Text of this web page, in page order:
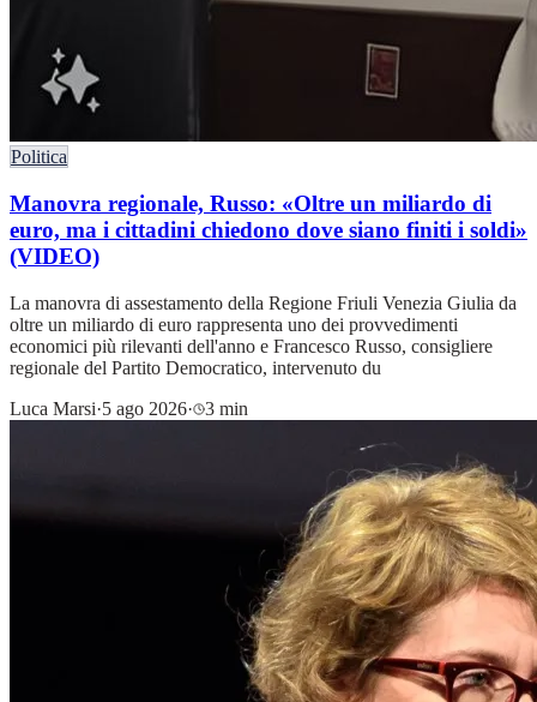
Politica
Manovra regionale, Russo: «Oltre un miliardo di
euro, ma i cittadini chiedono dove siano finiti i soldi»
(VIDEO)
La manovra di assestamento della Regione Friuli Venezia Giulia da
oltre un miliardo di euro rappresenta uno dei provvedimenti
economici più rilevanti dell'anno e Francesco Russo, consigliere
regionale del Partito Democratico, intervenuto du
Luca Marsi·5 ago 2026· 3 min